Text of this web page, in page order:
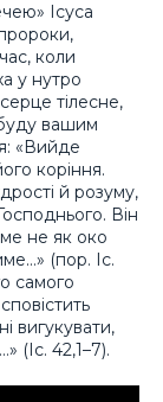
Ісуса
коли
у нутро
тілесне,
вашим
«Вийде
коріння.
й розуму,
Він
не як око
(пор. Іс.
самого
вигукувати,
(Іс. 42,1–7).